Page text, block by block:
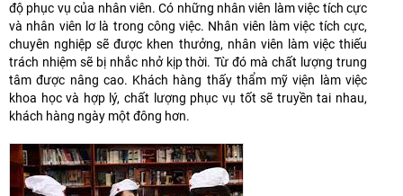
độ phục vụ của nhân viên. Có những nhân viên làm việc tích cực
và nhân viên lơ là trong công việc. Nhân viên làm việc tích cực,
chuyên nghiệp sẽ được khen thưởng, nhân viên làm việc thiếu
trách nhiệm sẽ bị nhắc nhở kịp thời. Từ đó mà chất lượng trung
tâm được nâng cao. Khách hàng thấy thẩm mỹ viện làm việc
khoa học và hợp lý, chất lượng phục vụ tốt sẽ truyền tai nhau,
khách hàng ngày một đông hơn.